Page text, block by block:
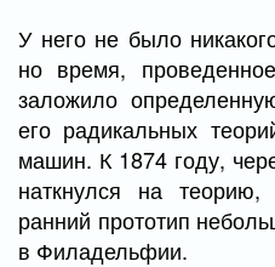
У него не было
но время,
заложило
его радикальных
машин. К 1874 году,
наткнулся на теорию,
ранний прототип
в Филадельфии.